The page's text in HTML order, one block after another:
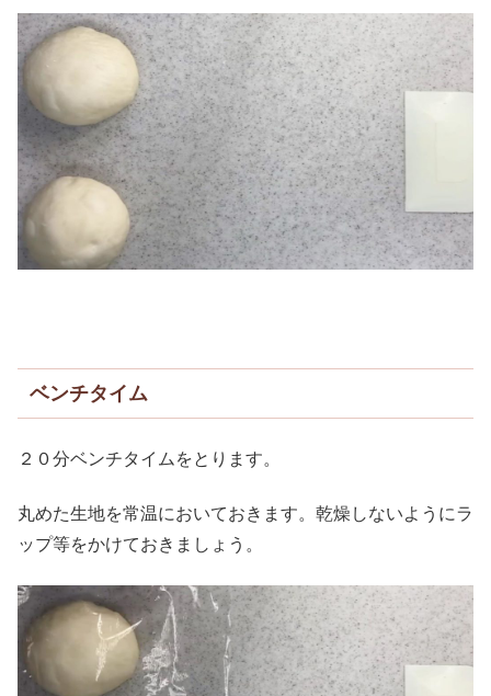
ベンチタイム
２０分ベンチタイムをとります。
丸めた生地を常温においておきます。乾燥しないようにラ
ップ等をかけておきましょう。